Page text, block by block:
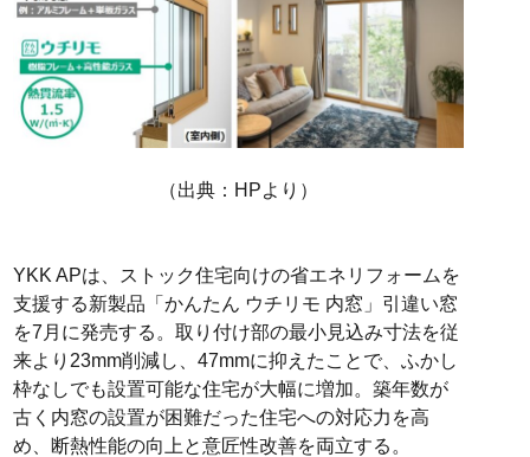
（出典：HPより）
YKK APは、ストック住宅向けの省エネリフォームを
支援する新製品「かんたん ウチリモ 内窓」引違い窓
を7月に発売する。取り付け部の最小見込み寸法を従
来より23mm削減し、47mmに抑えたことで、ふかし
枠なしでも設置可能な住宅が大幅に増加。築年数が
古く内窓の設置が困難だった住宅への対応力を高
め、断熱性能の向上と意匠性改善を両立する。